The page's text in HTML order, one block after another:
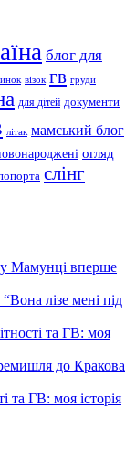
блог для
візок гв груди
для дітей документи
літак мамський блог
огляд
слінг
у Мамунці вперше
лізе мені під
та ГВ: моя
до Кракова
та ГВ: моя історія